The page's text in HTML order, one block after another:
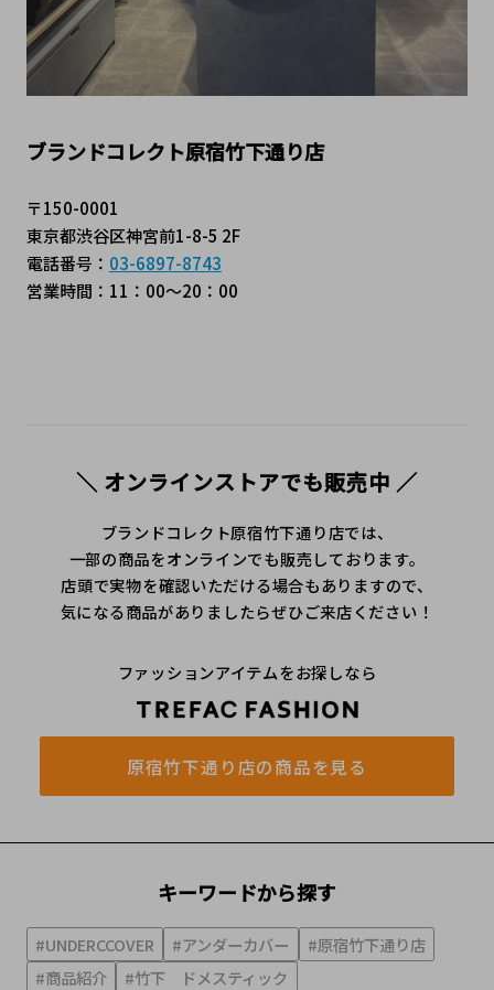
ブランドコレクト原宿竹下通り店
〒150-0001
東京都渋谷区神宮前1-8-5 2F
電話番号： 03-6897-8743
営業時間：11：00～20：00
＼ オンラインストアでも販売中 ／
ブランドコレクト原宿竹下通り店では、
一部の商品をオンラインでも販売しております。
店頭で実物を確認いただける場合もありますので、
気になる商品がありましたらぜひご来店ください！
ファッションアイテムをお探しなら
原宿竹下通り店の商品を見る
キーワードから探す
#UNDERCCOVER #アンダーカバー
#原宿竹下通り店
#商品紹介
#竹下 ドメスティック